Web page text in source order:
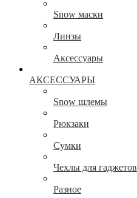
Snow маски
Линзы
Аксессуары
АКСЕССУАРЫ
Snow шлемы
Рюкзаки
Сумки
Чехлы для гаджетов
Разное